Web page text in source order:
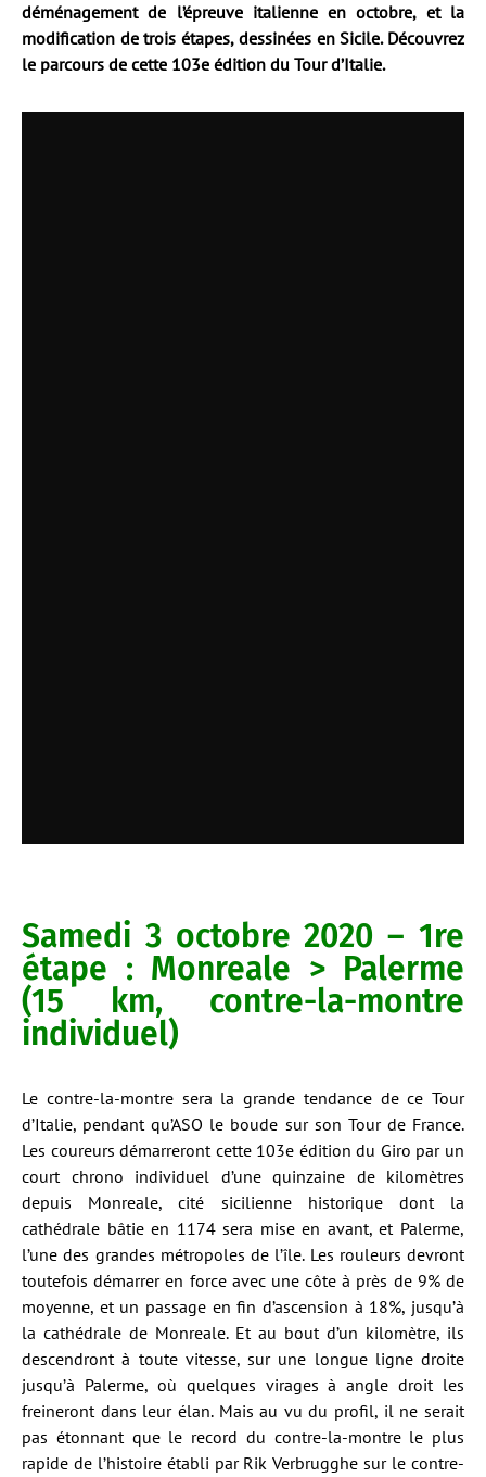
déménagement de l’épreuve italienne en octobre, et la
modification de trois étapes, dessinées en Sicile. Découvrez
le parcours de cette 103e édition du Tour d’Italie.
Samedi 3 octobre 2020 – 1re
étape : Monreale > Palerme
(15 km, contre-la-montre
individuel)
Le contre-la-montre sera la grande tendance de ce Tour
d’Italie, pendant qu’ASO le boude sur son Tour de France.
Les coureurs démarreront cette 103e édition du Giro par un
court chrono individuel d’une quinzaine de kilomètres
depuis Monreale, cité sicilienne historique dont la
cathédrale bâtie en 1174 sera mise en avant, et Palerme,
l’une des grandes métropoles de l’île. Les rouleurs devront
toutefois démarrer en force avec une côte à près de 9% de
moyenne, et un passage en fin d’ascension à 18%, jusqu’à
la cathédrale de Monreale. Et au bout d’un kilomètre, ils
descendront à toute vitesse, sur une longue ligne droite
jusqu’à Palerme, où quelques virages à angle droit les
freineront dans leur élan. Mais au vu du profil, il ne serait
pas étonnant que le record du contre-la-montre le plus
rapide de l’histoire établi par Rik Verbrugghe sur le contre-